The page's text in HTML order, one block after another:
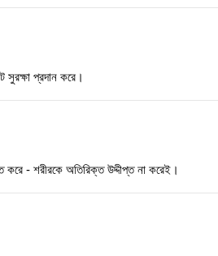
সুরক্ষা প্রদান করে।
করে - শরীরকে অতিরিক্ত উদ্দীপ্ত না করেই।